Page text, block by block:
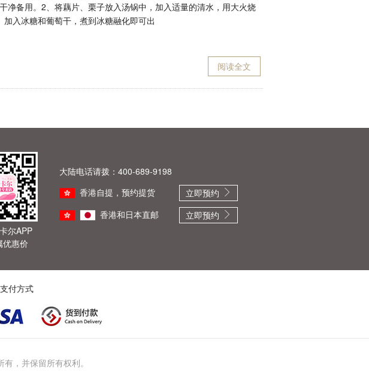
净备用。2、将藕片、栗子放入汤锅中，加入适量的清水，用大火烧
入冰糖和葡萄干，煮到冰糖融化即可出
阅读全文
尔APP
优惠价
大陆电话请拨：400-689-9198
香港自提，预约提货
立即预约
香港和日本直邮
立即预约
付方式
，并保留所有权利。